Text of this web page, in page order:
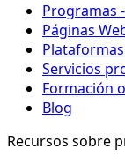
Programas
Páginas
Servicios
Formación
Blog
Recursos sobre